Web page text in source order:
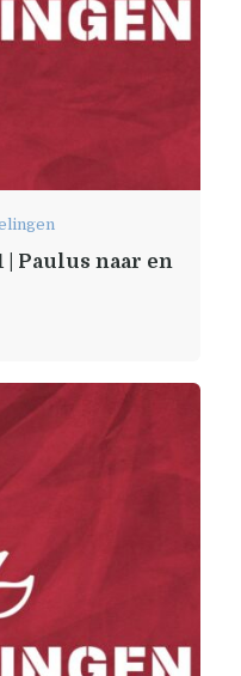
| Paulus naar en